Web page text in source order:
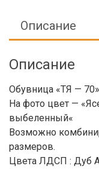
Описание
Описание
Обувница «ТЯ — 70»
На фото цвет — «
выбеленный«
Возможно
размеров.
Цвета ЛДСП : Дуб